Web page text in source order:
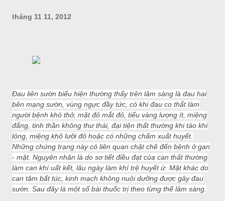
tháng 11 11, 2012
Đau liên sườn biểu hiện thường thấy trên lâm sàng là đau hai
bên mạng sườn, vùng ngực đầy tức, có khi đau co thắt làm
người bệnh khó thở, mặt đỏ mắt đỏ, tiểu vàng lượng ít, miệng
đắng, tinh thần không thư thái, đại tiện thất thường khi táo khi
lỏng, miệng khô lưỡi đỏ hoặc có những chấm xuất huyết.
Những chứng trạng này có liên quan chặt chẽ đến bệnh ở gan
- mật. Nguyên nhân là do sơ tiết điều đạt của can thất thường
làm can khí uất kết, lâu ngày làm khí trệ huyết ứ. Mặt khác do
can tâm bất túc, kinh mạch không nuôi dưỡng được gây đau
sườn. Sau đây là một số bài thuốc trị theo từng thể lâm sàng.